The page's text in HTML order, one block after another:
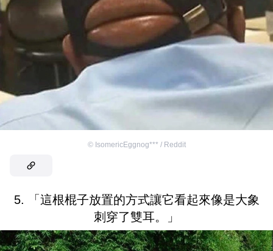
© IsomericEggnog*** / Reddit
5. 「這根棍子放置的方式讓它看起來像是大象
刺穿了雙耳。」